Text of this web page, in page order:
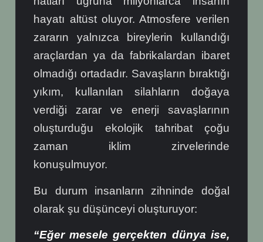
hayatı altüst oluyor. Atmosfere verilen
zararın yalnızca bireylerin kullandığı
araçlardan ya da fabrikalardan ibaret
olmadığı ortadadır. Savaşların bıraktığı
yıkım, kullanılan silahların doğaya
verdiği zarar ve enerji savaşlarının
oluşturduğu ekolojik tahribat çoğu
zaman iklim zirvelerinde
konuşulmuyor.
Bu durum insanların zihninde doğal
olarak şu düşünceyi oluşturuyor:
“Eğer mesele gerçekten dünya ise,